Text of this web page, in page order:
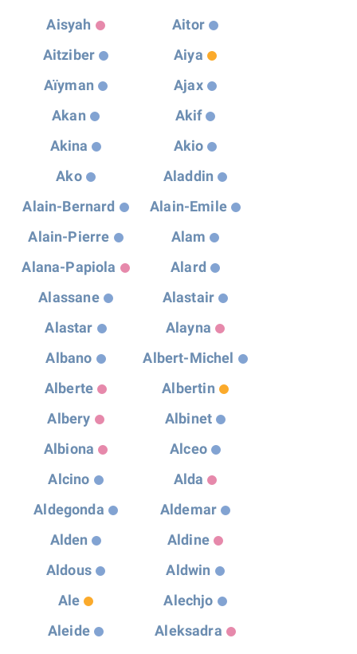
Aisyah
Aitor
Aitziber
Aiya
Aïyman
Ajax
Akan
Akif
Akina
Akio
Ako
Aladdin
Alain-Bernard
Alain-Emile
Alain-Pierre
Alam
Alana-Papiola
Alard
Alassane
Alastair
Alastar
Alayna
Albano
Albert-Michel
Alberte
Albertin
Albery
Albinet
Albiona
Alceo
Alcino
Alda
Aldegonda
Aldemar
Alden
Aldine
Aldous
Aldwin
Ale
Alechjo
Aleide
Aleksadra